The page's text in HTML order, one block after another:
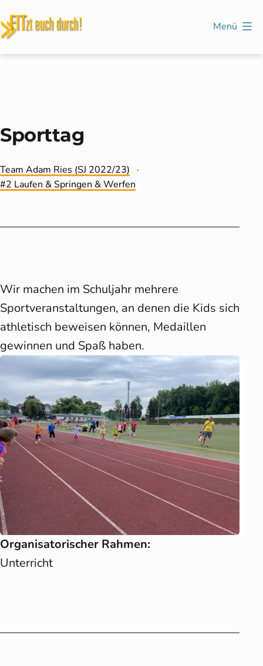
Inhalt
Menü
Sporttag
Kategorisiert
als
Team Adam Ries (SJ 2022/23)
Verschlagwortet
2 Laufen & Springen & Werfen
Wir machen im Schuljahr mehrere
Sportveranstaltungen, an denen die Kids sich
athletisch beweisen können, Medaillen
gewinnen und Spaß haben.
Organisatorischer Rahmen:
Unterricht